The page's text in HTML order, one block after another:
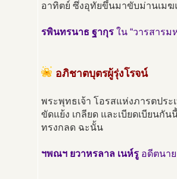
อาทิตย์ ซึ่งอุทัยขึ้นมาขับม่านเม
รพินทรนาธ ฐากุร ใน “วารสารม
อภิชาตบุตรผู้รุ่งโรจน์
พระพุทธเจ้า โอรสแห่งภารตปร
ขัดแย้ง เกลียด และเบียดเบียนกั
ทรงกลด ฉะนั้น
ฯพณฯ ยวาหรลาล เนห์รู อดีตนา